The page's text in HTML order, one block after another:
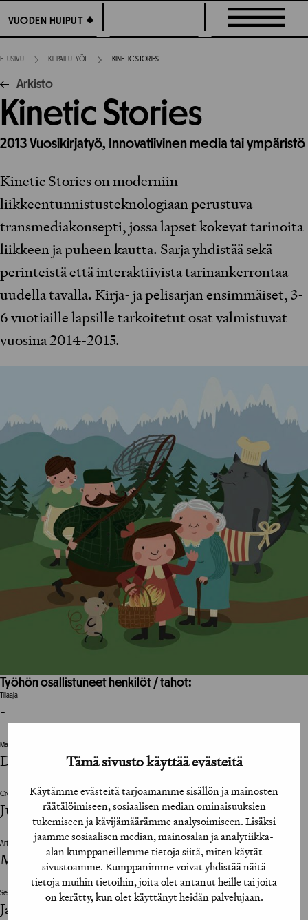
Tämä sivusto käyttää evästeitä
Käytämme evästeitä tarjoamamme sisällön ja mainosten
räätälöimiseen, sosiaalisen median ominaisuuksien
tukemiseen ja kävijämäärämme analysoimiseen. Lisäksi
jaamme sosiaalisen median, mainosalan ja analytiikka-
alan kumppaneillemme tietoja siitä, miten käytät
sivustoamme. Kumppanimme voivat yhdistää näitä
tietoja muihin tietoihin, joita olet antanut heille tai joita
on kerätty, kun olet käyttänyt heidän palvelujaan.
suoraan
sisältöön
VUODEN HUIPUT
VUODEN HUIPUT
ETUSIVU KILPAILUTYÖT KINETIC STORIES
Arkisto
Kinetic Stories
2013Vuosikirjatyö, Innovatiivinen media tai ympäristö
Kinetic Stories on moderniin
liikkeentunnistusteknologiaan perustuva
transmediakonsepti, jossa lapset kokevat tarinoita
liikkeen ja puheen kautta. Sarja yhdistää sekä
perinteistä että interaktiivista tarinankerrontaa
uudella tavalla. Kirja- ja pelisarjan ensimmäiset, 3-
6 vuotiaille lapsille tarkoitetut osat valmistuvat
vuosina 2014-2015.
Työhön osallistuneet henkilöt / tahot:
Tilaaja
-
Mainostoimisto
Delicode Oy
Creative Director
Julius Tuomisto
Art Director
Mari Huhtanen
Senior Designer
Janne Karhu